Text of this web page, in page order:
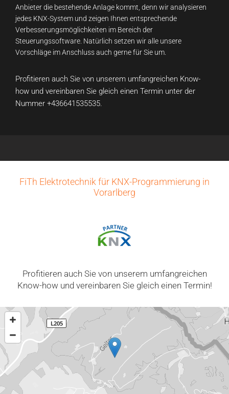
Anbieter die bestehende Anlage kommt, denn wir analysieren
jedes KNX-System und zeigen Ihnen entsprechende
Verbesserungsmöglichkeiten im Bereich der
Steuerungssoftware. Natürlich setzen wir alle unsere
Vorschläge im Anschluss auch gerne für Sie um.
Profitieren auch Sie von unserem umfangreichen Know-
how und vereinbaren Sie gleich einen Termin unter der
Nummer +436641535535.
FiTh Elektrotechnik für KNX-Programmierung in
Vorarlberg
Profitieren auch Sie von unserem umfangreichen
Know-how und vereinbaren Sie gleich einen Termin!